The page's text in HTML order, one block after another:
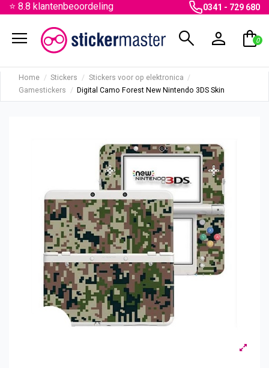
⭐ 8.8 klantenbeoordeling 0341 - 729 680
menu search person shopping_bag
0
Home Stickers
Stickers voor op elektronica
Gamestickers
Digital Camo Forest New Nintendo 3DS Skin